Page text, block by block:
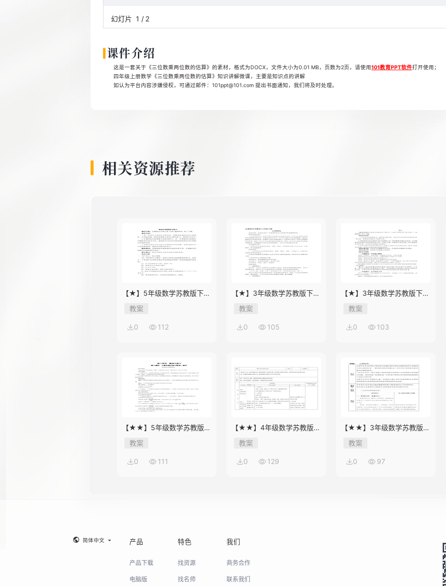
幻灯片 1 / 2
课件介绍
这是一套关于《三位数乘两位数的估算》的素材，格式为DOCX，文件大小为0.01 MB，页数为2页，请使用101教育PPT软件打开使用；
四年级上册数学《三位数乘两位数的估算》知识讲解微课，主要是知识点的讲解
如认为平台内容涉嫌侵权，可通过邮件：101ppt@101.com 提出书面通知，我们将及时处理。
相关资源推荐
【★】5年级数学苏教版下册
教案第8单元《单元复习》
教案
0 112
【★】3年级数学苏教版下册
教案第9单元后《上学时间》
教案
0 105
【★】3年级数学苏教版下册
教案第9单元《数据的收集和
整理（二）》
教案
0 103
【★★】5年级数学苏教版下
册教案第8单元《单元复习》
教案
0 111
【★★】4年级数学苏教版下
册教案第9单元《单元复习》
教案
0 129
【★★】3年级数学苏教版下
册教案第9单元后《上学时
间》
教案
0 97
简体中文 产品
产品下载
电脑版
特色
找资源
找名师
我们
商务合作
联系我们